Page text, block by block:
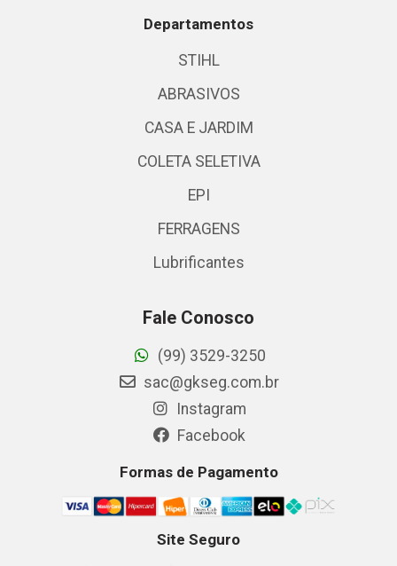
Departamentos
STIHL
ABRASIVOS
CASA E JARDIM
COLETA SELETIVA
EPI
FERRAGENS
Lubrificantes
Fale Conosco
(99) 3529-3250
sac@gkseg.com.br
Instagram
Facebook
Formas de Pagamento
Site Seguro